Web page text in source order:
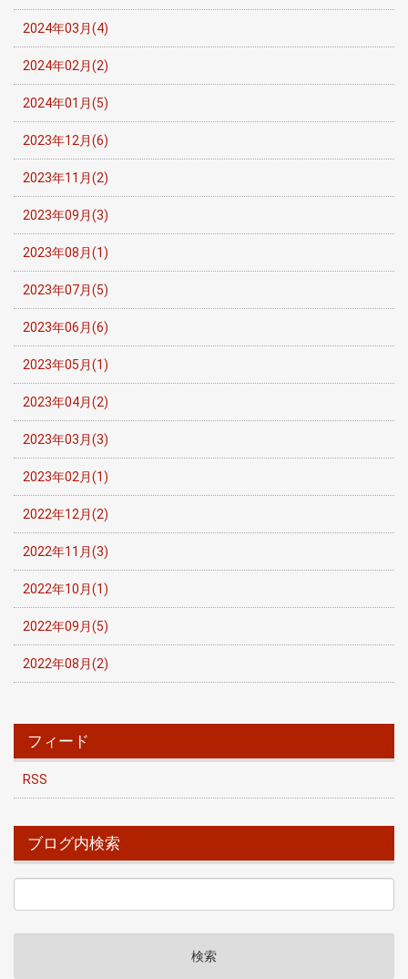
2024年03月(4)
2024年02月(2)
2024年01月(5)
2023年12月(6)
2023年11月(2)
2023年09月(3)
2023年08月(1)
2023年07月(5)
2023年06月(6)
2023年05月(1)
2023年04月(2)
2023年03月(3)
2023年02月(1)
2022年12月(2)
2022年11月(3)
2022年10月(1)
2022年09月(5)
2022年08月(2)
フィード
RSS
ブログ内検索